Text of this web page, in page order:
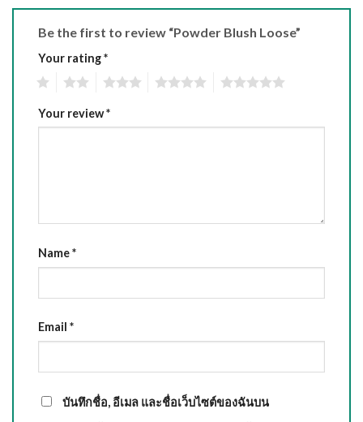
Be the first to review “Powder Blush Loose”
Your rating*
Your review*
Name*
Email *
บันทึกชื่อ, อีเมล และชื่อเว็บไซต์ของฉันบน